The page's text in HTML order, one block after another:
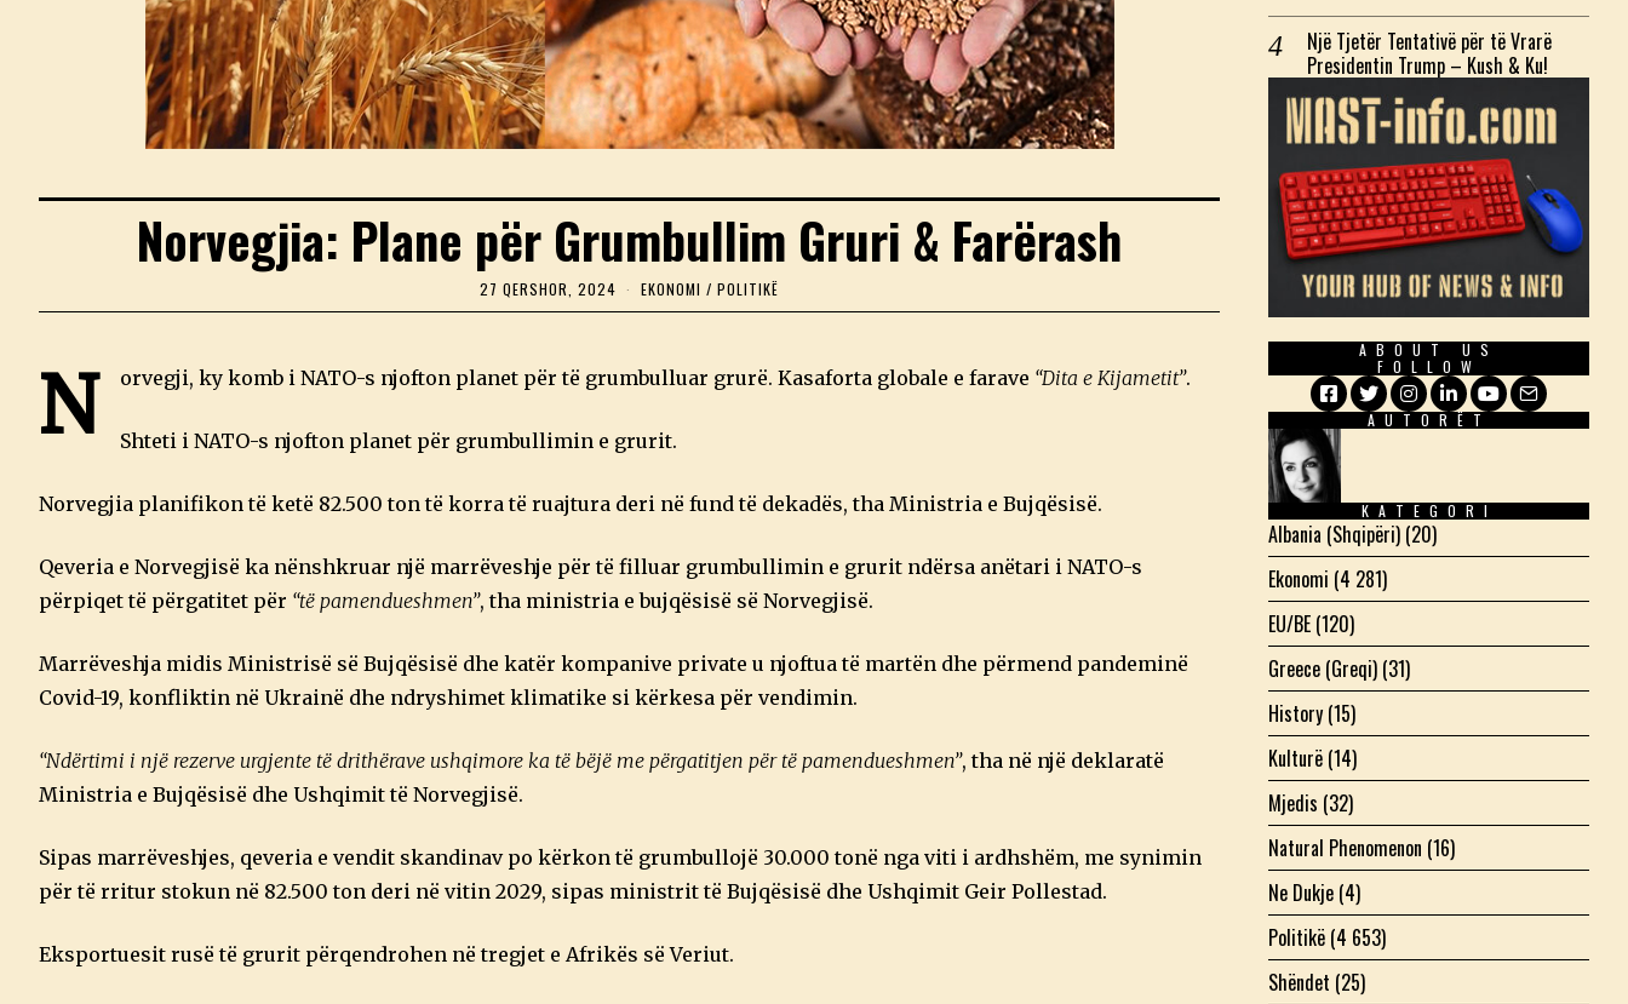
Norvegjia: Plane për Grumbullim Gruri & Farërash
27 QERSHOR, 2024
7
S
R
0
EKONOMI / POLITIKË
N orvegji, ky komb i NATO-s njofton planet për të grumbulluar grurë. Kasaforta globale e farave “Dita e Kijametit”.
Shteti i NATO-s njofton planet për grumbullimin e grurit.
Norvegjia planifikon të ketë 82.500 ton të korra të ruajtura deri në fund të dekadës, tha Ministria e Bujqësisë.
Qeveria e Norvegjisë ka nënshkruar një marrëveshje për të filluar grumbullimin e grurit ndërsa anëtari i NATO-s
përpiqet të përgatitet për “të pamendueshmen”, tha ministria e bujqësisë së Norvegjisë.
Marrëveshja midis Ministrisë së Bujqësisë dhe katër kompanive private u njoftua të martën dhe përmend pandeminë
Covid-19, konfliktin në Ukrainë dhe ndryshimet klimatike si kërkesa për vendimin.
“Ndërtimi i një rezerve urgjente të drithërave ushqimore ka të bëjë me përgatitjen për të pamendueshmen”, tha në një deklaratë
Ministria e Bujqësisë dhe Ushqimit të Norvegjisë.
Sipas marrëveshjes, qeveria e vendit skandinav po kërkon të grumbullojë 30.000 tonë nga viti i ardhshëm, me synimin
për të rritur stokun në 82.500 ton deri në vitin 2029, sipas ministrit të Bujqësisë dhe Ushqimit Geir Pollestad.
Eksportuesit rusë të grurit përqendrohen në tregjet e Afrikës së Veriut.
Një Tjetër Tentativë për të Vrarë
Presidentin Trump – Kush & Ku!
ABOUT US
FOLLOW
Facebook
TwitterInstagram
LinkedIn
YouTube
Email
AUTORËT
KATEGORI
Albania (Shqipëri) (20)
Ekonomi (4 281)
EU/BE (120)
Greece (Greqi) (31)
History (15)
Kulturë (14)
Mjedis (32)
Natural Phenomenon (16)
Ne Dukje (4)
Politikë (4 653)
Shëndet (25)